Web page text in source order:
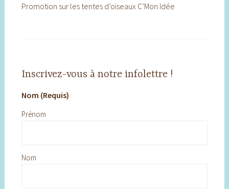
Promotion sur les tentes d’oiseaux C’Mon Idée
Inscrivez-vous à notre infolettre !
Nom (Requis)
Prénom
Nom